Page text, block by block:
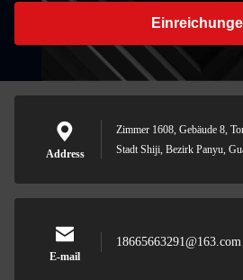
Address
Zimmer 1608, Gebäude 8,
Stadt Shiji, Bezirk Panyu,
E-mail
18665663291@163.com